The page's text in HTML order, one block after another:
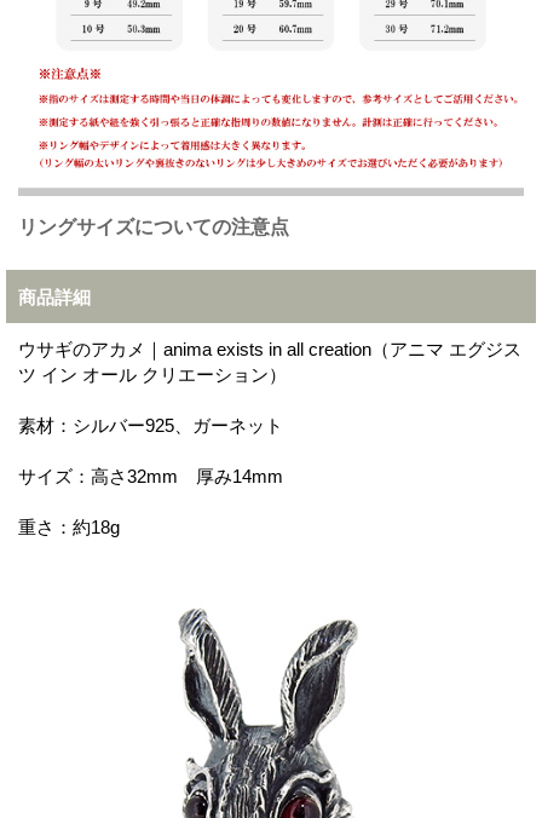
リングサイズについての注意点
商品詳細
ウサギのアカメ｜anima exists in all creation（アニマ エグジス
ツ イン オール クリエーション）
素材：シルバー925、ガーネット
サイズ：高さ32mm 厚み14mm
重さ：約18g